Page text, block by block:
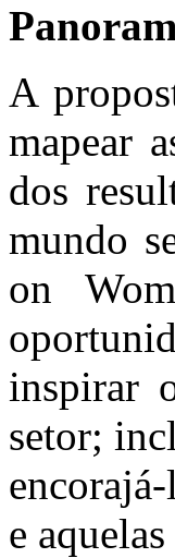
A
mapear
dos
mundo
on
inspirar
setor;
e